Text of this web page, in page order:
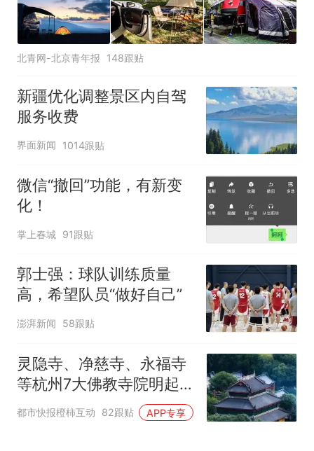
北青网-北京青年报 148跟贴
新疆优化调整景区内自驾
服务收费
界面新闻 1014跟贴
微信“撤回”功能，有新变
化！
掌上春城 91跟贴
郭士强：球队训练质量
高，希望队员“做好自己”
澎湃新闻 58跟贴
灵隐寺、净慈寺、永福寺
等杭州7大佛教寺院明起
临时关闭，别跑空了
都市快报橙柿互动 82跟贴 APP专享